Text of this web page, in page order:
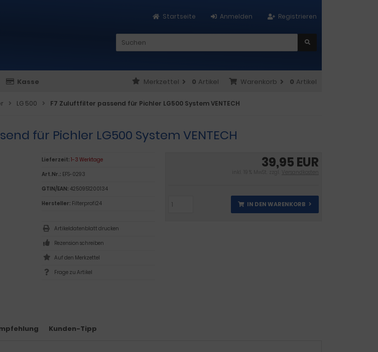
Registrieren
Anmelden
Startseite
Kasse Warenkorb 0 Artikel
Merkzettel 0 Artikel
LG 500 F7 Zuluftfilter passend für Pichler LG500 System VENTECH
für Pichler LG500 System VENTECH
39,95 EUR
inkl. 19 % MwSt. zzgl. Versandkosten
IN DEN WARENKORB
Lieferzeit: 1-3 Werktage
Art.Nr.: EFS-0293
GTIN/EAN: 4250951200134
Hersteller: Filterprofi24
Artikeldatenblatt drucken
Rezension schreiben
Frage zu Artikel
Kunden-Tipp